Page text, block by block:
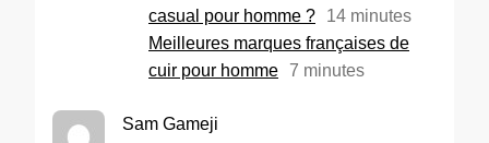
casual pour homme ?
14 minutes
Meilleures marques françaises de
cuir pour homme 7 minutes
Sam Gameji